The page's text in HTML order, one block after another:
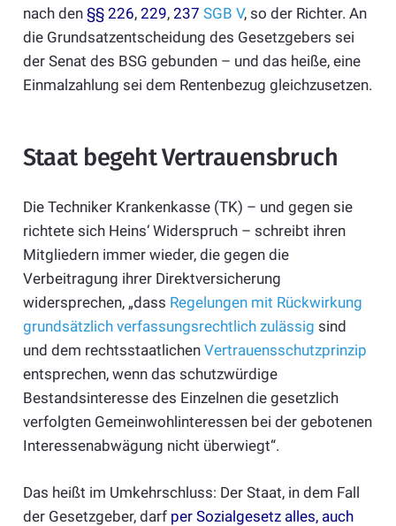
nach den §§ 226, 229, 237 SGB V, so der Richter. An
die Grundsatzentscheidung des Gesetzgebers sei
der Senat des BSG gebunden – und das heiße, eine
Einmalzahlung sei dem Rentenbezug gleichzusetzen.
Staat begeht Vertrauensbruch
Die Techniker Krankenkasse (TK) – und gegen sie
richtete sich Heins‘ Widerspruch – schreibt ihren
Mitgliedern immer wieder, die gegen die
Verbeitragung ihrer Direktversicherung
widersprechen, „dass Regelungen mit Rückwirkung
grundsätzlich verfassungsrechtlich zulässig sind
und dem rechtsstaatlichen Vertrauensschutzprinzip
entsprechen, wenn das schutzwürdige
Bestandsinteresse des Einzelnen die gesetzlich
verfolgten Gemeinwohlinteressen bei der gebotenen
Interessenabwägung nicht überwiegt“.
Das heißt im Umkehrschluss: Der Staat, in dem Fall
der Gesetzgeber, darfper Sozialgesetz alles, auch